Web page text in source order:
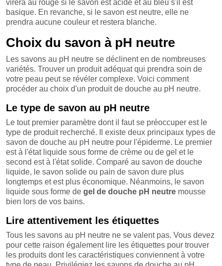
virera au rouge si le savon est acide et au bleu s'il est
basique. En revanche, si le savon est neutre, elle ne
prendra aucune couleur et restera blanche.
Choix du savon à pH neutre
Les savons au pH neutre se déclinent en de nombreuses
variétés. Trouver un produit adéquat qui prendra soin de
votre peau peut se révéler complexe. Voici comment
procéder au choix d'un produit de douche au pH neutre.
Le type de savon au pH neutre
Le tout premier paramètre dont il faut se préoccuper est le
type de produit recherché. Il existe deux principaux types de
savon de douche au pH neutre pour l'épiderme. Le premier
est à l'état liquide sous forme de crème ou de gel et le
second est à l'état solide. Comparé au savon de douche
liquide, le savon solide ou pain de savon dure plus
longtemps et est plus économique. Néanmoins, le savon
liquide sous forme de gel de douche pH neutre mousse
bien lors de vos bains.
Lire attentivement les étiquettes
Tous les savons au pH neutre ne se valent pas. Vous devez
pour cette raison également lire les étiquettes pour trouver
les produits dont les caractéristiques conviennent à votre